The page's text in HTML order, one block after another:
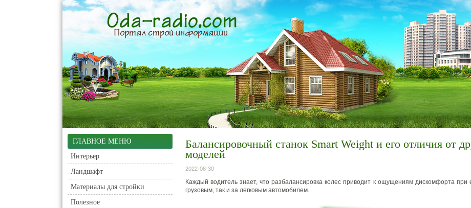
ГЛАВНОЕ МЕНЮ
Интерьер
Ландшафт
Материалы для стройки
Полезное
Балансировочный станок Smart Weight и его отличия от
моделей
2022-08-30
Каждый водитель знает, что разбалансировка колес приводит к ощущениям дискомфорта при
грузовым, так и за легковым автомобилем.